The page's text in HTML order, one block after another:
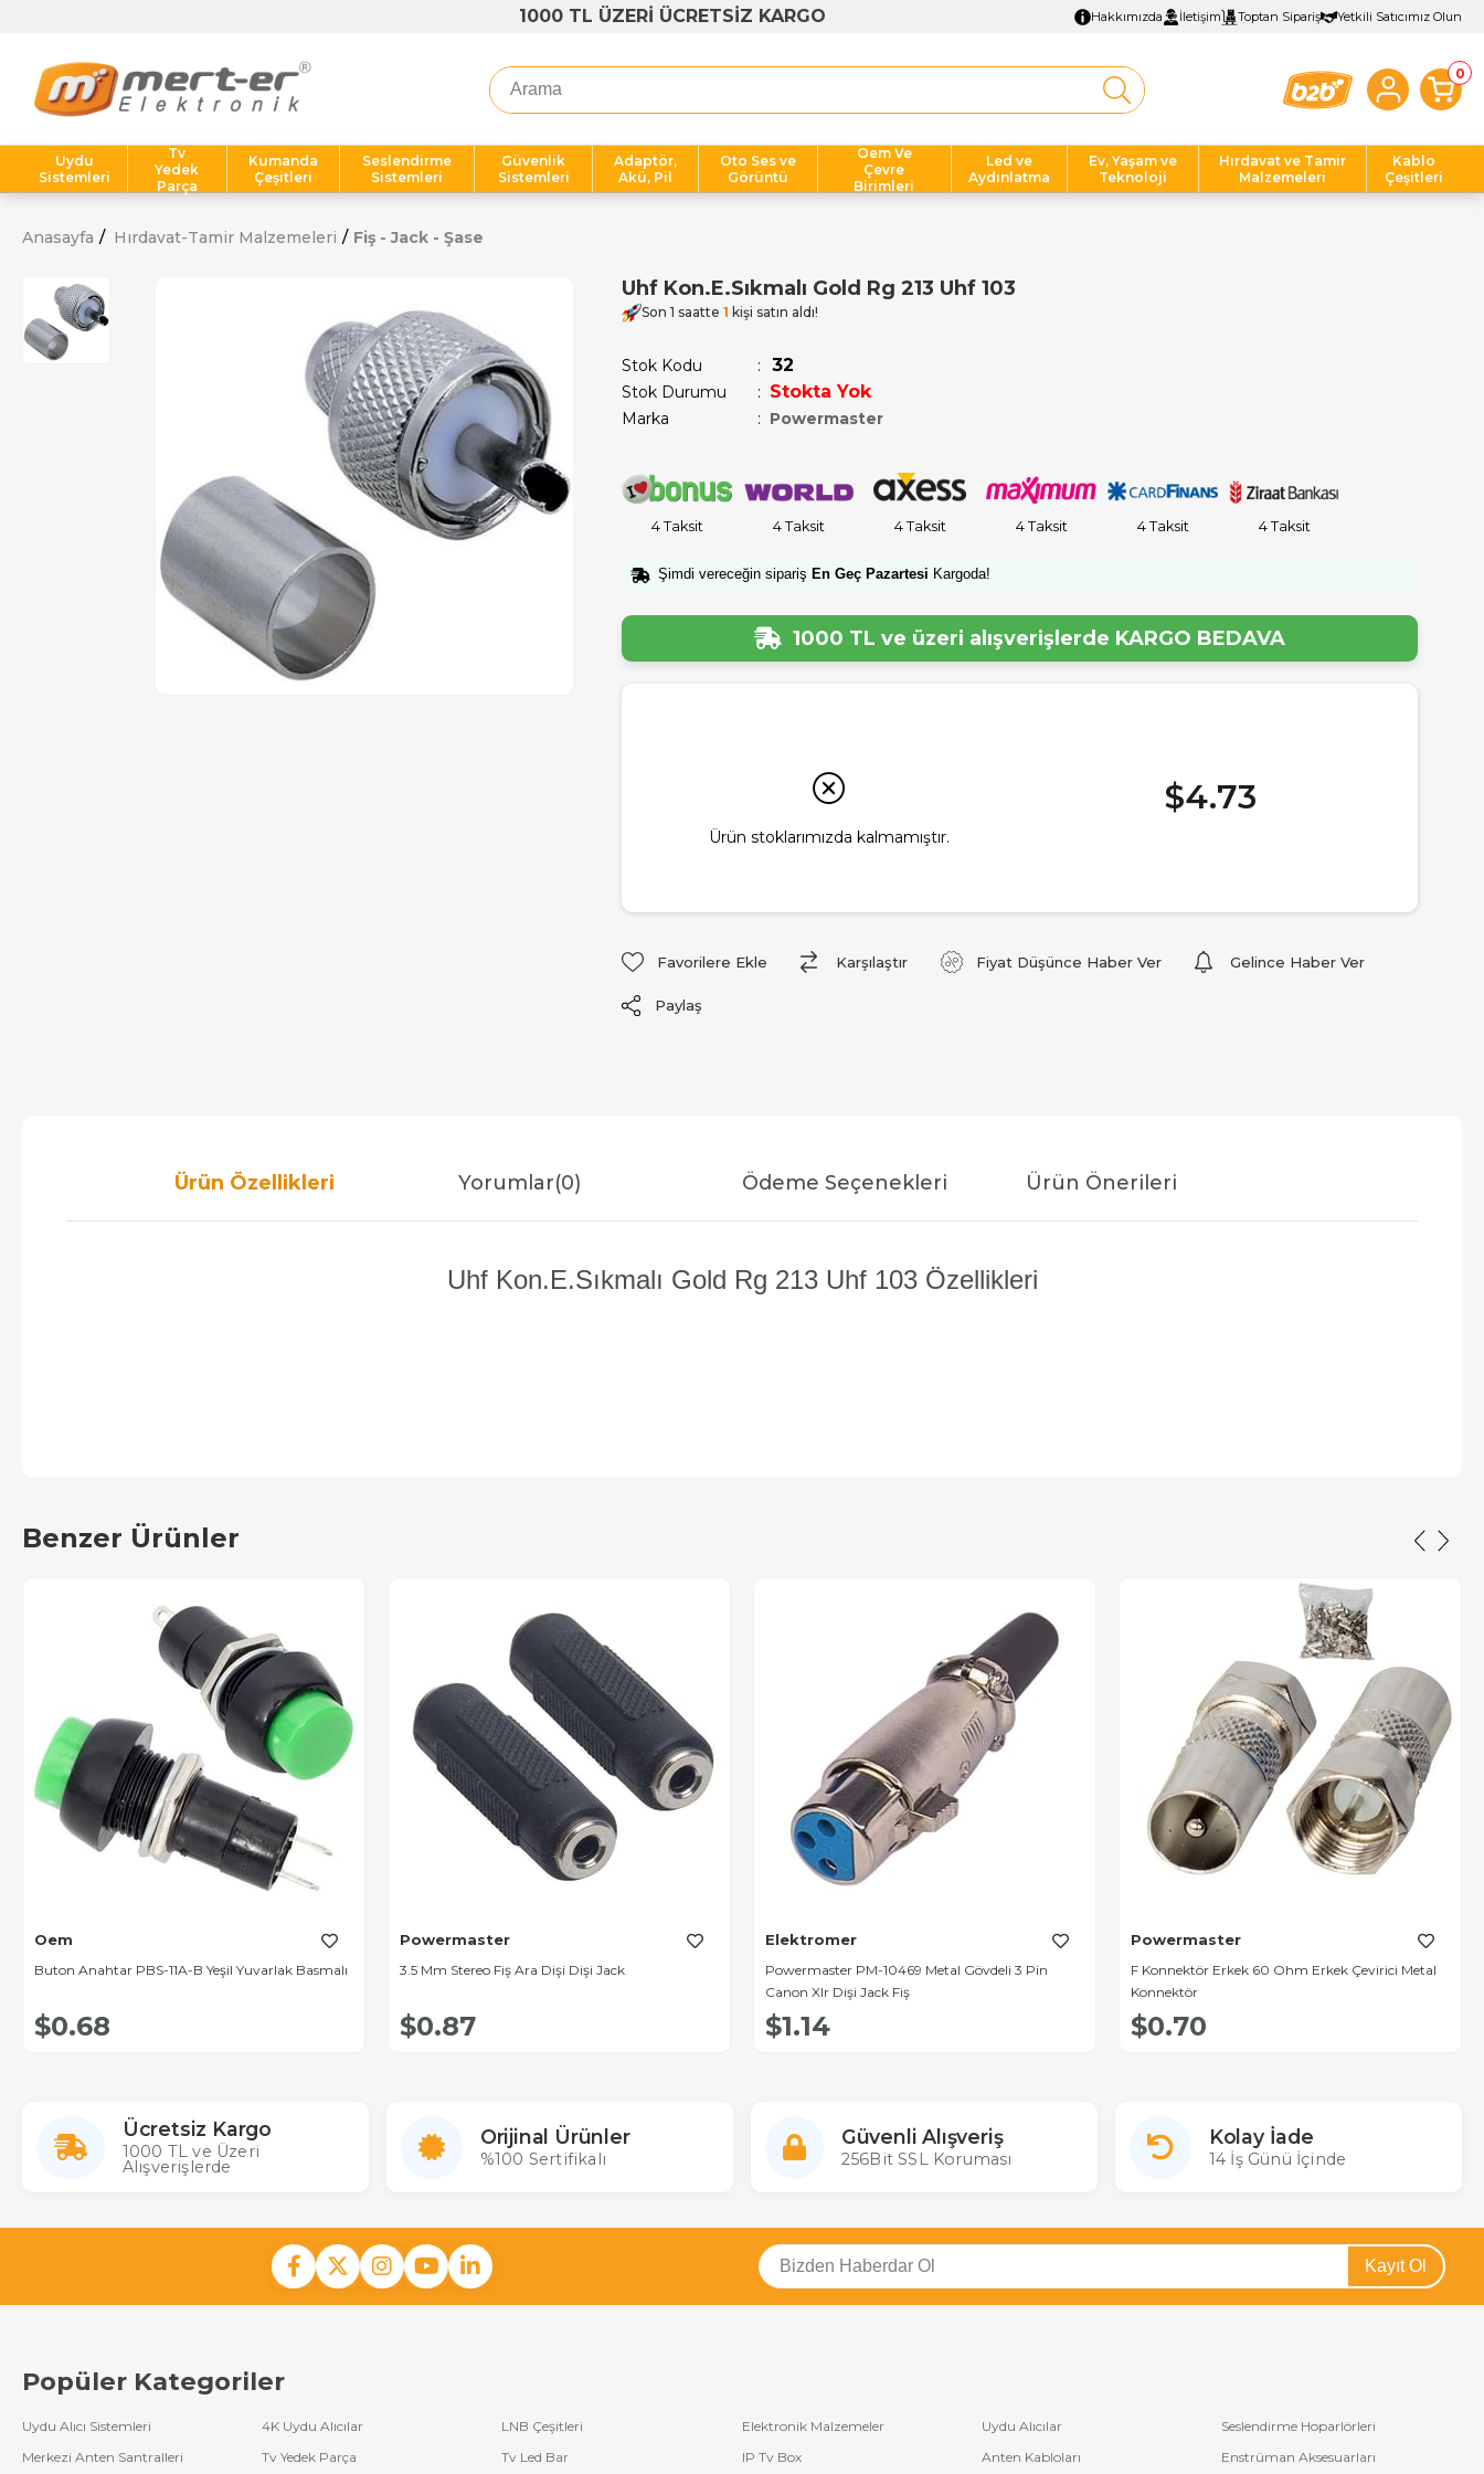
1000 TL ÜZERİ ÜCRETSİZ KARGO Hakkımızda İletişim Toptan Sipariş Yetkili Satıcımız Olun
0
Uydu
Sistemleri
Tv
Yedek
Parça
Kumanda
Çeşitleri
Seslendirme
Sistemleri
Güvenlik
Sistemleri
Adaptör,
Akü, Pil
Oto Ses ve
Görüntü
Oem Ve
Çevre
Birimleri
Led ve
Aydınlatma
Ev, Yaşam ve
Teknoloji
Hırdavat ve Tamir
Malzemeleri
Kablo
Çeşitleri
Anasayfa Hırdavat-Tamir Malzemeleri Fiş - Jack - Şase
Uhf Kon.E.Sıkmalı Gold Rg 213 Uhf 103
Son 1 saatte 1 kişi satın aldı!
Stok Kodu 32
Stok Durumu : Stokta Yok
Marka : Powermaster
4 Taksit 4 Taksit 4 Taksit 4 Taksit 4 Taksit 4 Taksit
Şimdi vereceğin sipariş En Geç Pazartesi Kargoda!
1000 TL ve üzeri alışverişlerde KARGO BEDAVA
Ürün stoklarımızda kalmamıştır.
$4.73
Favorilere Ekle Karşılaştır Fiyat Düşünce Haber Ver Gelince Haber Ver
Paylaş
Ürün Özellikleri Yorumlar(0) Ödeme Seçenekleri Ürün Önerileri
Uhf Kon.E.Sıkmalı Gold Rg 213 Uhf 103 Özellikleri
Benzer Ürünler
Oem
Buton Anahtar PBS-11A-B Yeşil Yuvarlak Basmalı
$0.68
Powermaster
3.5 Mm Stereo Fiş Ara Dişi Dişi Jack
$0.87
Elektromer
Powermaster PM-10469 Metal Gövdeli 3 Pin
Canon Xlr Dişi Jack Fiş
$1.14
Powermaster
F Konnektör Erkek 60 Ohm Erkek Çevirici Metal
Konnektör
$0.70
Ücretsiz Kargo
1000 TL ve Üzeri
Alışverişlerde
Orijinal Ürünler
%100 Sertifikalı
Güvenli Alışveriş
256Bit SSL Koruması
Kolay İade
14 İş Günü İçinde
Kayıt Ol
Popüler Kategoriler
Uydu Alıcı Sistemleri 4K Uydu Alıcılar LNB Çeşitleri Elektronik Malzemeler Uydu Alıcılar
Seslendirme Hoparlörleri
Merkezi Anten Santralleri
Tv Yedek Parça Tv Led Bar IP Tv Box Anten Kabloları
Enstrüman Aksesuarları